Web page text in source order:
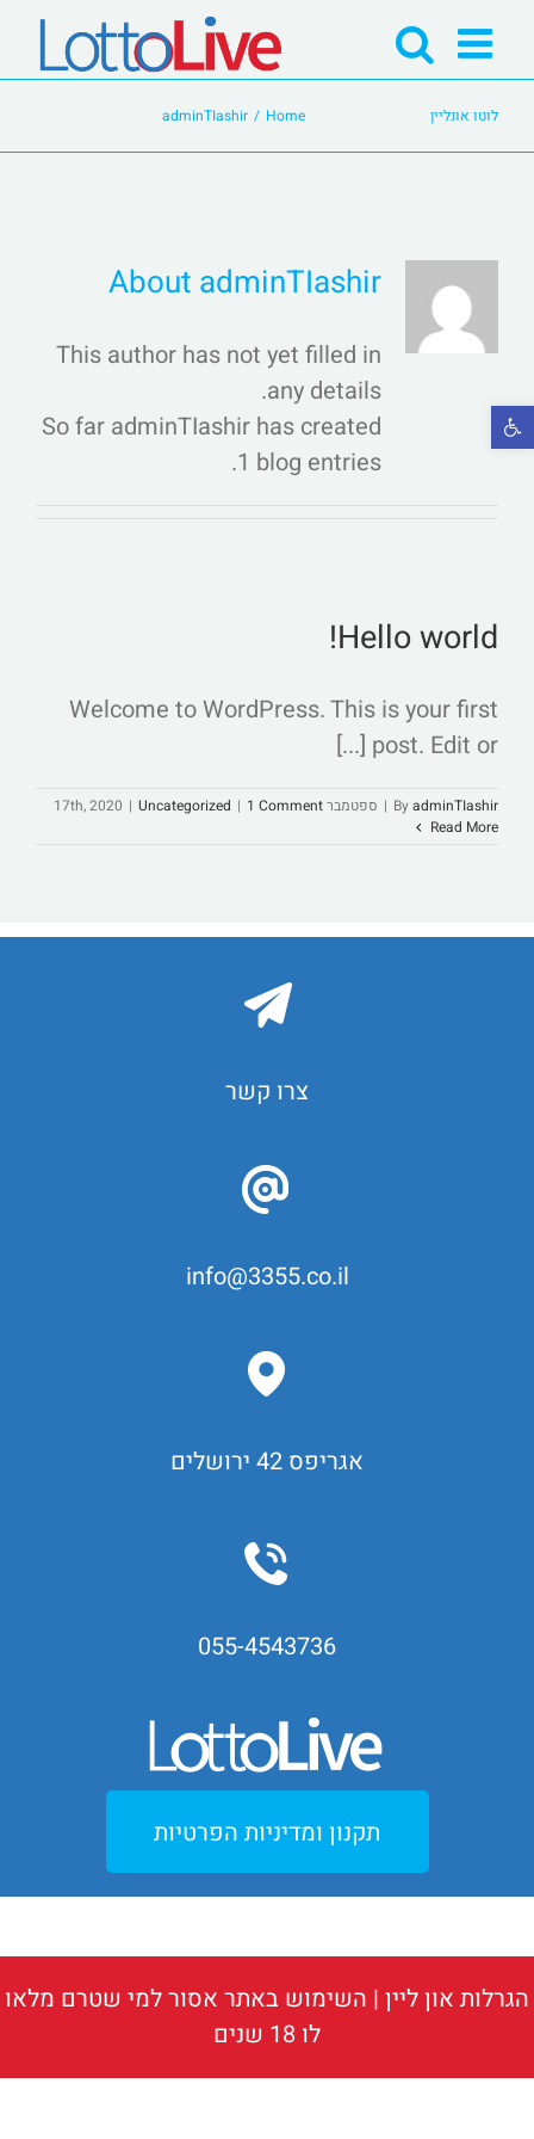
פתח סרגל נגישות
content
לוטו אונליין Home
/
adminTIashir
About adminTIashir
This author has not yet filled in
any details.
So far adminTIashir has created
1 blog entries.
Hello world!
Welcome to WordPress. This is your first
post. Edit or [...]
ByadminTIashir
| ספטמבר 17th, 2020 | Uncategorized | 1 Comment
Read More
צרו קשר
info@3355.co.il
אגריפס 42 ירושלים
055-4543736
תקנון ומדיניות הפרטיות
הגרלות און ליין | השימוש באתר אסור למי שטרם מלאו
לו 18 שנים